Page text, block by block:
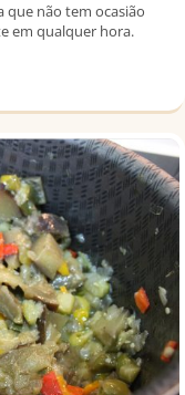
que não tem ocasião
em qualquer hora.